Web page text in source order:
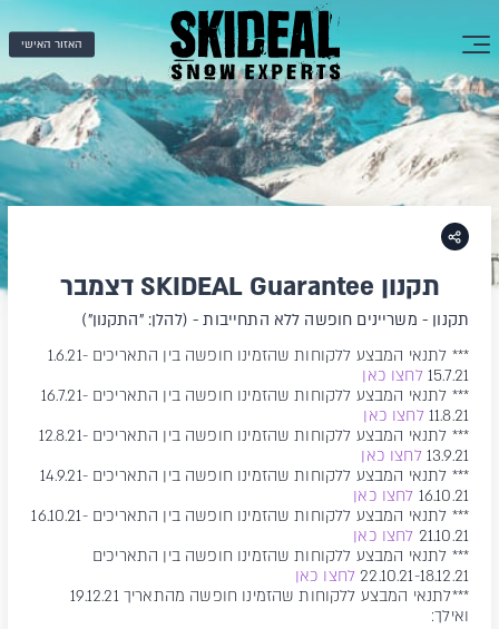
האזור האישי
תקנון SKIDEAL Guarantee דצמבר
תקנון - משריינים חופשה ללא התחייבות - (להלן: "התקנון")
*** לתנאי המבצע ללקוחות שהזמינו חופשה בין התאריכים 1.6.21-
15.7.21 לחצו כאן
*** לתנאי המבצע ללקוחות שהזמינו חופשה בין התאריכים 16.7.21-
11.8.21 לחצו כאן
*** לתנאי המבצע ללקוחות שהזמינו חופשה בין התאריכים 12.8.21-
13.9.21 לחצו כאן
*** לתנאי המבצע ללקוחות שהזמינו חופשה בין התאריכים 14.9.21-
16.10.21 לחצו כאן
*** לתנאי המבצע ללקוחות שהזמינו חופשה בין התאריכים 16.10.21-
21.10.21 לחצו כאן
*** לתנאי המבצע ללקוחות שהזמינו חופשה בין התאריכים
22.10.21-18.12.21 לחצו כאן
***לתנאי המבצע ללקוחות שהזמינו חופשה מהתאריך 19.12.21
ואילך: